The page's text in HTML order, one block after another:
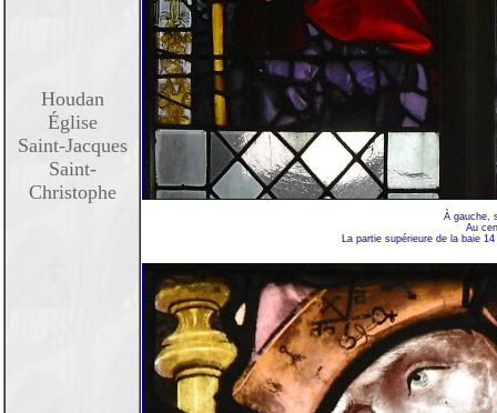
Houdan
Église
Saint-Jacques
Saint-
Christophe
À gauche,
Au
La partie supérieure de la baie